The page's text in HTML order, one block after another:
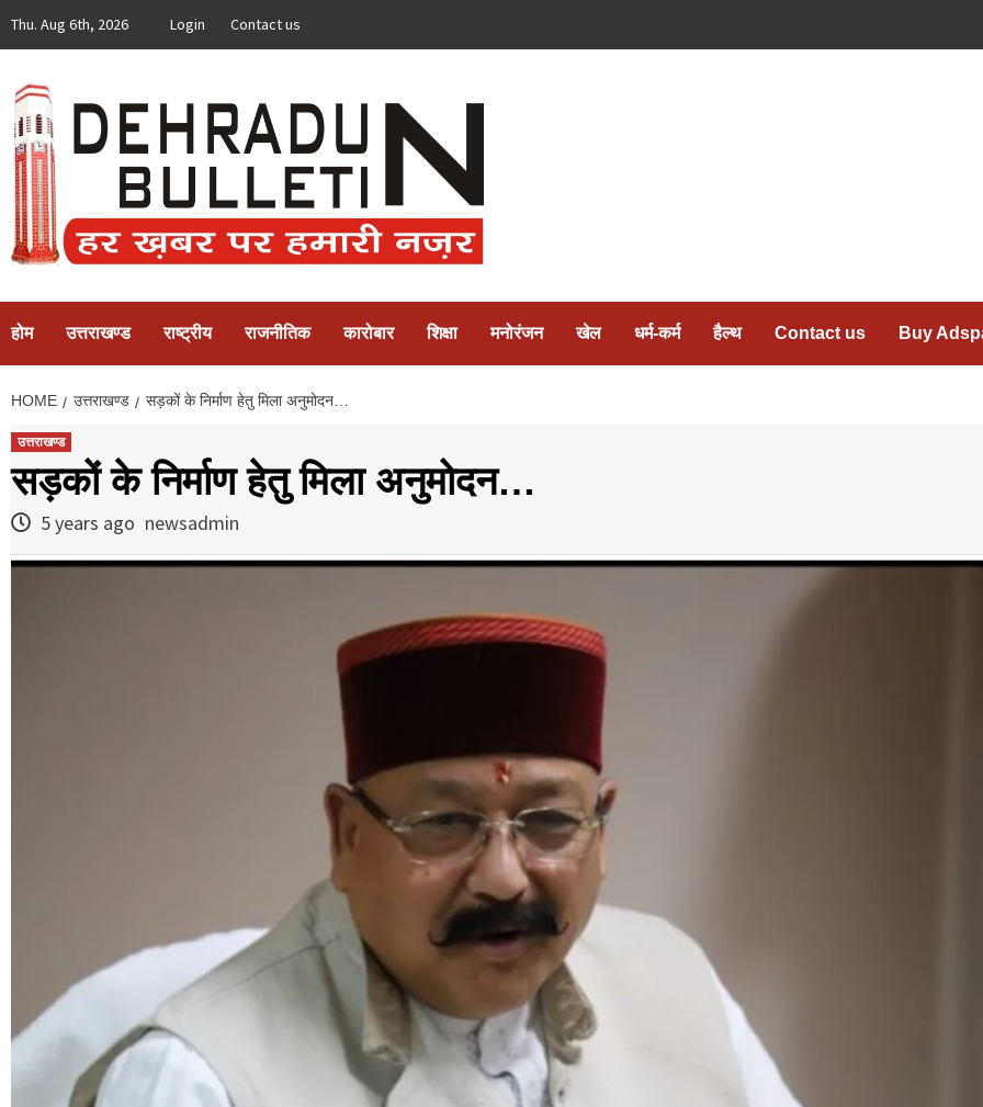
Thu. Aug 6th, 2026 Login Contact us
होम उत्तराखण्ड राष्ट्रीय राजनीतिक कारोबार शिक्षा मनोरंजन खेल धर्म-कर्म हैल्थ Contact us Buy
HOME उत्तराखण्ड सड़कों के निर्माण हेतु मिला अनुमोदन…
उत्तराखण्ड
सड़कों के निर्माण हेतु मिला अनुमोदन…
5 years ago newsadmin